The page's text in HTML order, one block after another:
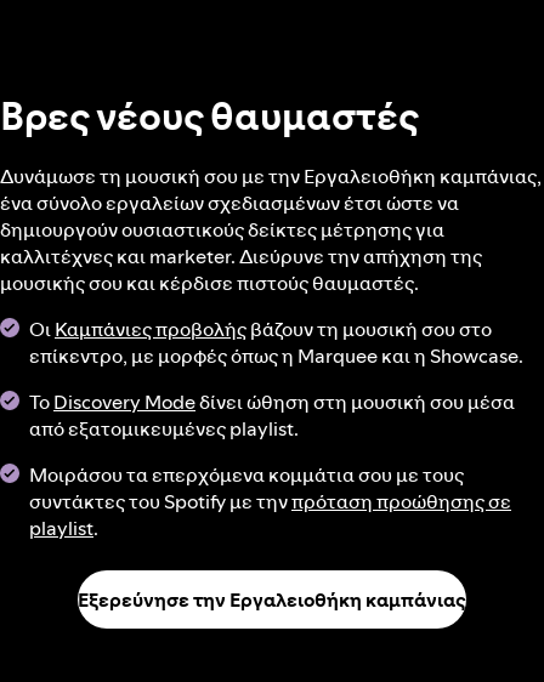
Βρες νέους θαυμαστές
Δυνάμωσε τη μουσική σου με την Εργαλειοθήκη καμπάνιας,
ένα σύνολο εργαλείων σχεδιασμένων έτσι ώστε να
δημιουργούν ουσιαστικούς δείκτες μέτρησης για
καλλιτέχνες και marketer. Διεύρυνε την απήχηση της
μουσικής σου και κέρδισε πιστούς θαυμαστές.
ΟιΚαμπάνιες προβολήςβάζουν τη μουσική σου στο
επίκεντρο, με μορφές όπως η Marquee και η Showcase.
ΤοDiscovery Modeδίνει ώθηση στη μουσική σου μέσα
από εξατομικευμένες playlist.
Μοιράσου τα επερχόμενα κομμάτια σου με τους
συντάκτες του Spotify με τηνπρόταση προώθησης σε
playlist.
Εξερεύνησε την Εργαλειοθήκη καμπάνιας